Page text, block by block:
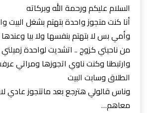
السلام عليكم ورحمة الله وبركاته
أنا كنت متجوز واحدة بتهتم بشغل البيت
وأمي بس لا بتهتم بنفسها ولا بيا
من ناحيتي كزوج .. اتشديت لواحدة
وارتبطنا وكنت ناوي اتجوزها ومراتي
الطلاق وسابت البيت
وناس قالولي هترجع بعد ماتتجوز عادي
معاهم…